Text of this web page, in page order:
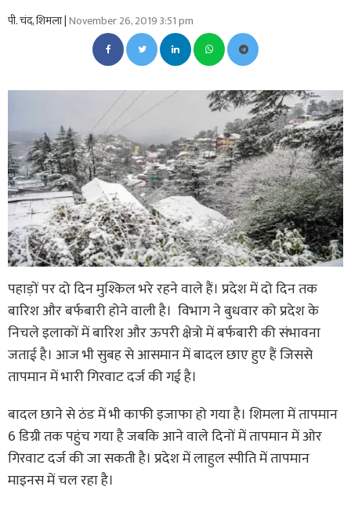
पी. चंद, शिमला |November 26, 2019 3:51 pm
पहाड़ों पर दो दिन मुश्किल भरे रहने वाले हैं। प्रदेश में दो दिन तक
बारिश और बर्फबारी होने वाली है। विभाग ने बुधवार को प्रदेश के
निचले इलाकों में बारिश और ऊपरी क्षेत्रो में बर्फबारी की संभावना
जताई है। आज भी सुबह से आसमान में बादल छाए हुए हैं जिससे
तापमान में भारी गिरवाट दर्ज की गई है।
बादल छाने से ठंड में भी काफी इजाफा हो गया है। शिमला में तापमान
6 डिग्री तक पहुंच गया है जबकि आने वाले दिनों में तापमान में ओर
गिरवाट दर्ज की जा सकती है। प्रदेश में लाहुल स्पीति में तापमान
माइनस में चल रहा है।